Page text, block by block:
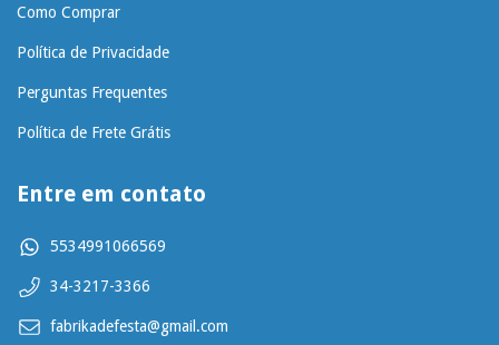
Como Comprar
Política de Privacidade
Perguntas Frequentes
Política de Frete Grátis
Entre em contato
5534991066569
34-3217-3366
fabrikadefesta@gmail.com